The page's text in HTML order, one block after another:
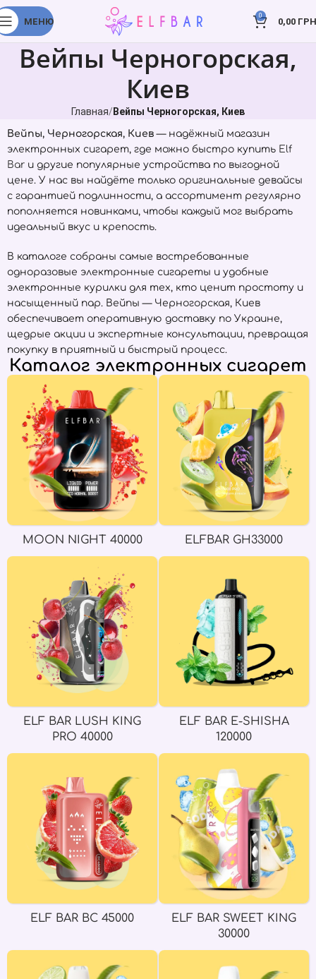
МЕНЮ
0
0,00
Вейпы Черногорская,
Киев
Главная Вейпы Черногорская, Киев
Вейпы, Черногорская, Киев — надёжный магазин
электронных сигарет, где можно быстро купить Elf
Bar и другие популярные устройства по выгодной
цене. У нас вы найдёте только оригинальные девайсы
с гарантией подлинности, а ассортимент регулярно
пополняется новинками, чтобы каждый мог выбрать
идеальный вкус и крепость.
В каталоге собраны самые востребованные
одноразовые электронные сигареты и удобные
электронные курилки для тех, кто ценит простоту и
насыщенный пар. Вейпы — Черногорская, Киев
обеспечивает оперативную доставку по Украине,
щедрые акции и экспертные консультации, превращая
покупку в приятный и быстрый процесс.
Каталог электронных сигарет
MOON NIGHT 40000 ELFBAR GH33000
ELF BAR LUSH KING
PRO 40000
ELF BAR E-SHISHA
120000
ELF BAR BC 45000
ELF BAR SWEET KING
30000